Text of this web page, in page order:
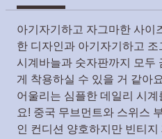
아기자기하고 자그마한 사이
한 디자인과 아기자기하고
시계바늘과 숫자판까지 모두
게 착용하실 수 있을 거 같아
어울리는 심플한 데일리 시
요! 중국 무브먼트와 스위스
인 컨디션 양호하지만 빈티